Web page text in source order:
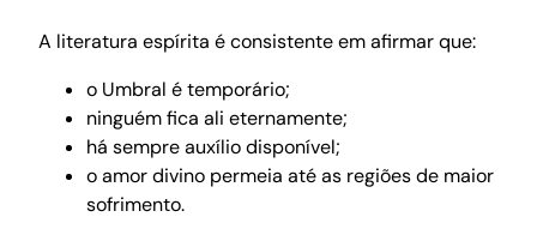
A literatura espírita é consistente em afirmar que:
o Umbral é temporário;
ninguém fica ali eternamente;
há sempre auxílio disponível;
o amor divino permeia até as regiões de maior
sofrimento.